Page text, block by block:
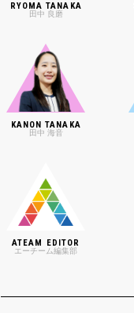
RYOMA TANAKA
田中 良磨
KANON TANAKA
田中 海音
ATEAM EDITOR
エーチーム編集部